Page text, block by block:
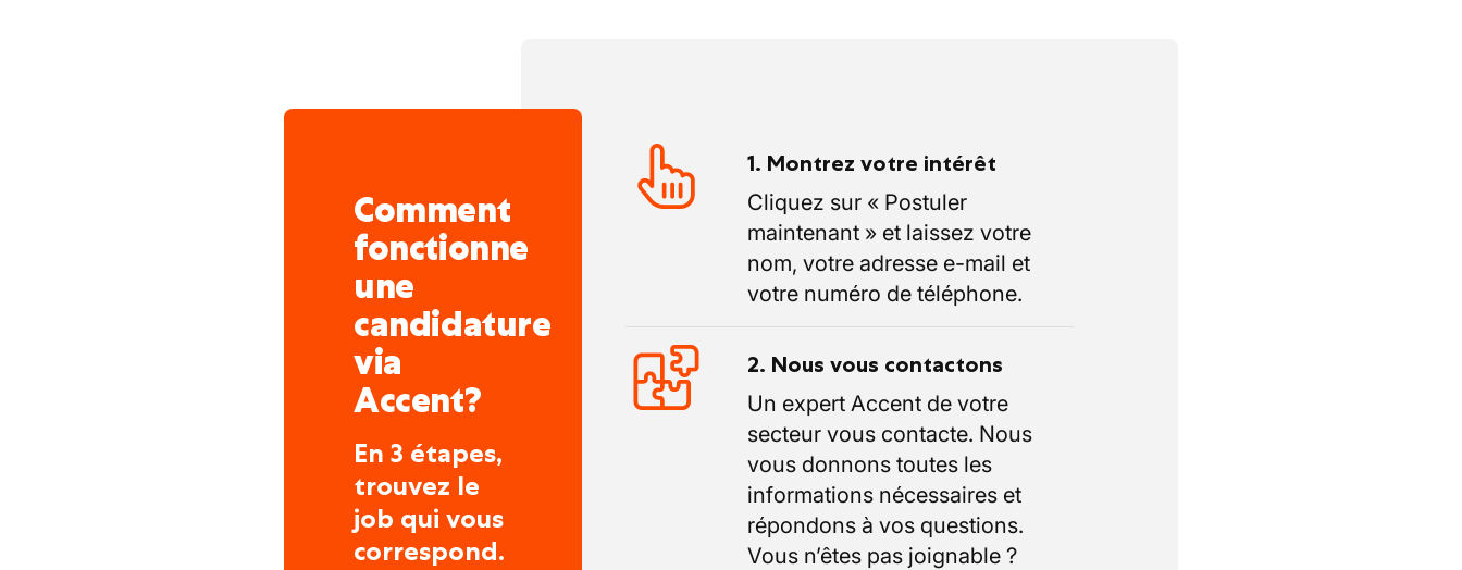
Comment
fonctionne
une
candidature
via
Accent?
En 3 étapes,
trouvez le
job qui vous
correspond.
1. Montrez votre intérêt
Cliquez sur « Postuler
maintenant » et laissez votre
nom, votre adresse e-mail et
votre numéro de téléphone.
2. Nous vous contactons
Un expert Accent de votre
secteur vous contacte. Nous
vous donnons toutes les
informations nécessaires et
répondons à vos questions.
Vous n’êtes pas joignable ?